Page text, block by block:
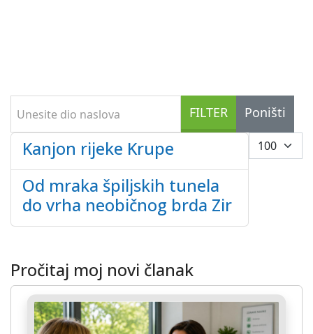
FILTER Poništi
Prikaz #
Kanjon rijeke Krupe
Od mraka špiljskih tunela
do vrha neobičnog brda Zir
Pročitaj moj novi članak